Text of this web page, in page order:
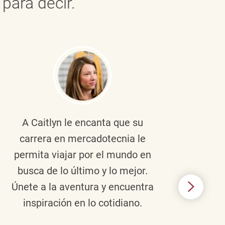
A Caitlyn le encanta que su
carrera en mercadotecnia le
permita viajar por el mundo en
busca de lo último y lo mejor.
Únete a la aventura y encuentra
inspiración en lo cotidiano.